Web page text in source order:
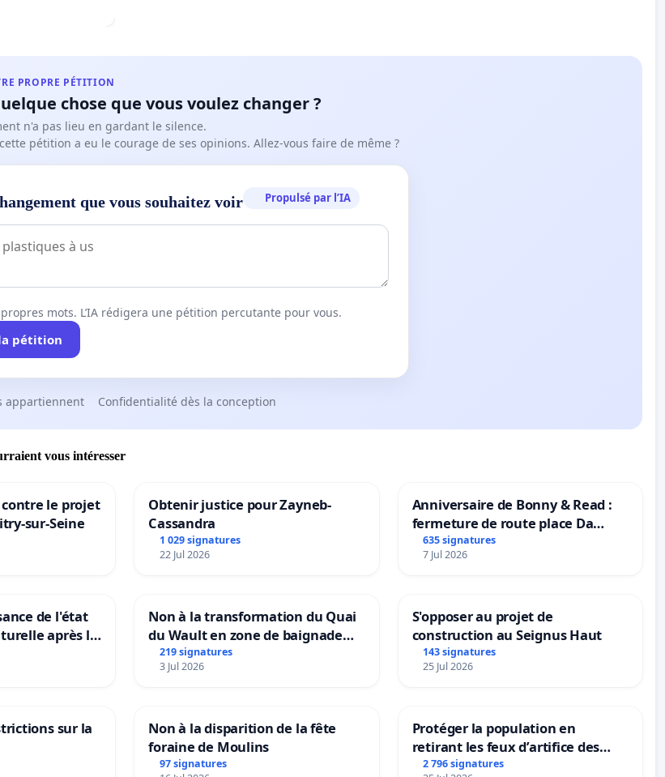
PROPRE PÉTITION
chose que vous voulez changer ?
n'a pas lieu en gardant le silence.
pétition a eu le courage de ses opinions. Allez-vous faire de même ?
que vous souhaitez voir Propulsé par l’IA
propres mots. L’IA rédigera une pétition percutante pour vous.
pétition
appartiennent Confidentialité dès la conception
vous intéresser
le projet
sur-Seine
Obtenir justice pour Zayneb-
Cassandra
1 029 signatures
22 Jul 2026
Anniversaire de Bonny & Read :
fermeture de route place Da
Maya M
635 signatures
7 Jul 2026
de l'état
après la
à Aubenas
Non à la transformation du Quai
du Wault en zone de baignade
urbaine
219 signatures
3 Jul 2026
S'opposer au projet de
construction au Seignus Haut
143 signatures
25 Jul 2026
sur la
Non à la disparition de la fête
foraine de Moulins
97 signatures
Protéger la population en
retirant les feux d’artifice des
rayons
2 796 signatures